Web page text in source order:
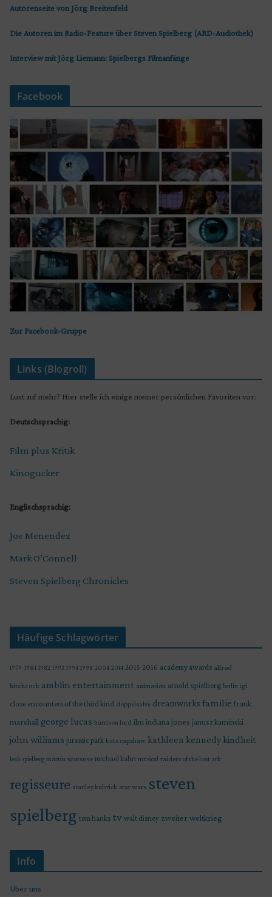
Autorenseite von Jörg Breitenfeld
Die Autoren im Radio-Feature über Steven Spielberg (ARD-Audiothek)
Interview mit Jörg Liemann: Spielbergs Filmanfänge
Facebook
Zur Facebook-Gruppe
Links (Blogroll)
Lust auf mehr? Hier stelle ich einige meiner persönlichen Favoriten vor:
Deutschsprachig:
Film plus Kritik
Kinogucker
Englischsprachig:
Joe Menendez
Mark O’Connell
Steven Spielberg Chronicles
Häufige Schlagwörter
1979 1981 1982 1993 1994 1998 2004 2014 2015 2016 academy awards alfred
hitchcock amblin entertainment animation arnold spielberg berlin cgi
close encounters of the third kind doppelsalve dreamworks familie frank
marshall george lucas harrison ford ilm indiana jones janusz kaminski
john williams jurassic park kate capshaw kathleen kennedy kindheit
leah spielberg martin scorsese michael kahn musical raiders of the lost ark
regisseure stanley kubrick star wars steven
spielberg tom hanks tv walt disney zweiter weltkrieg
Info
Über uns